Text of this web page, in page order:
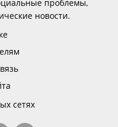
проблемы,
новости.
сетях